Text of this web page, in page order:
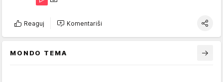
Reaguj Komentariši
MONDO TEMA